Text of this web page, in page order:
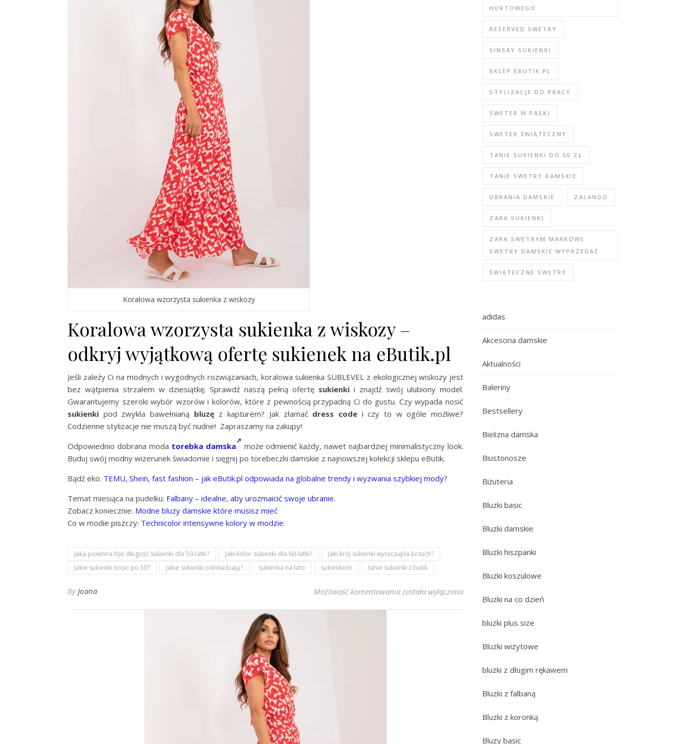
Koralowa wzorzysta sukienka z wiskozy
Koralowa wzorzysta sukienka z wiskozy –
odkryj wyjątkową ofertę sukienek na eButik.pl
Jeśli zależy Ci na modnych i wygodnych rozwiązaniach, koralowa sukienka SUBLEVEL z ekologicznej wiskozy jest
bez wątpienia strzałem w dziesiątkę. Sprawdź naszą pełną ofertę sukienki i znajdź swój ulubiony model.
Gwarantujemy szeroki wybór wzorów i kolorów, które z pewnością przypadną Ci do gustu. Czy wypada nosić
sukienki pod zwykła bawełnianą bluzęz kapturem? Jak złamać dress codei czy to w ogóle możliwe?
Codzienne stylizacje nie muszą być nudne! Zapraszamy na zakupy!
Odpowiednio dobrana moda torebka damska
może odmienić każdy, nawet najbardziej minimalistyczny look.
Buduj swój modny wizerunek świadomie i sięgnij po torebeczki damskie z najnowszej kolekcji sklepu eButik.
Bądź eko: TEMU, Shein, fast fashion – jak eButik.pl odpowiada na globalne trendy i wyzwania szybkiej mody?
Temat miesiąca na pudelku: Falbany – idealne, aby urozmaicić swoje ubranie.
Zobacz koniecznie: Modne bluzy damskie które musisz mieć
Co w modie piszczy: Technicolor intensywne kolory w modzie.
Jaka powinna być długość sukienki dla 50-latki? Jaki kolor sukienki dla 60-latki?
Jaki krój sukienki wyszczupla brzuch?
Jakie sukienki nosić po 50?
Jakie sukienki odmładzają? sukienka na lato sukienkom tanie sukienki z butik
By Joana Możliwość komentowania Koralowa wzorzysta sukienka z wiskozy
została wyłączona
HURTOWEGO
RESERVED SWETRY
SINSAY SUKIENKI
SKLEP EBUTIK.PL
STYLIZACJE DO PRACY
SWETER W PASKI
SWETER ŚWIĄTECZNY
TANIE SUKIENKI DO 50 ZŁ
TANIE SWETRY DAMSKIE
UBRANIA DAMSKIE ZALANDO
ZARA SUKIENKI
ZARA SWETRYM MARKOWE
SWETRY DAMSKIE WYPRZEDAŻ
ŚWIĄTECZNE SWETRY
adidas
Akcesoria damskie
Aktualności
Baleriny
Bestsellery
Bielizna damska
Biustonosze
Biżuteria
Bluzki basic
Bluzki damskie
Bluzki hiszpanki
Bluzki koszulowe
Bluzki na co dzień
bluzki plus size
Bluzki wizytowe
bluzki z długim rękawem
Bluzki z falbaną
Bluzki z koronką
Bluzy basic